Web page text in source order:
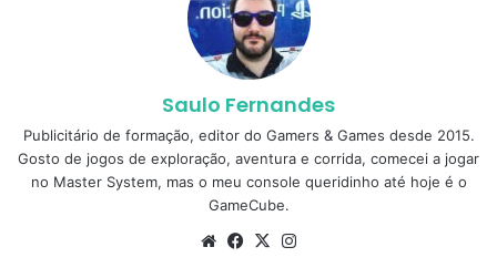
Saulo Fernandes
Publicitário de formação, editor do Gamers & Games desde 2015.
Gosto de jogos de exploração, aventura e corrida, comecei a jogar
no Master System, mas o meu console queridinho até hoje é o
GameCube.
WebsiteFacebook
X